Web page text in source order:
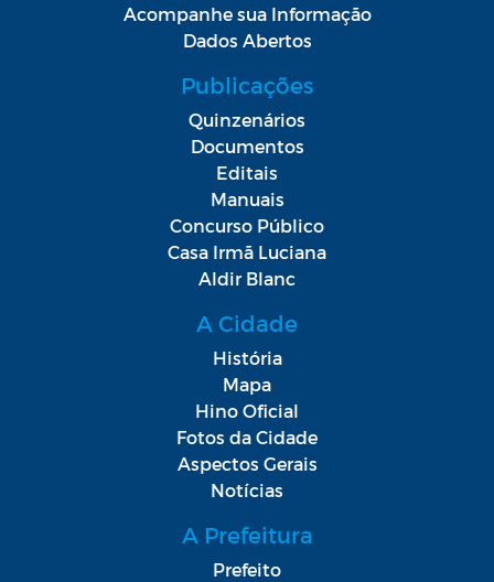
Acompanhe sua Informação
Dados Abertos
Publicações
Quinzenários
Documentos
Editais
Manuais
Concurso Público
Casa Irmã Luciana
Aldir Blanc
A Cidade
História
Mapa
Hino Oficial
Fotos da Cidade
Aspectos Gerais
Notícias
A Prefeitura
Prefeito